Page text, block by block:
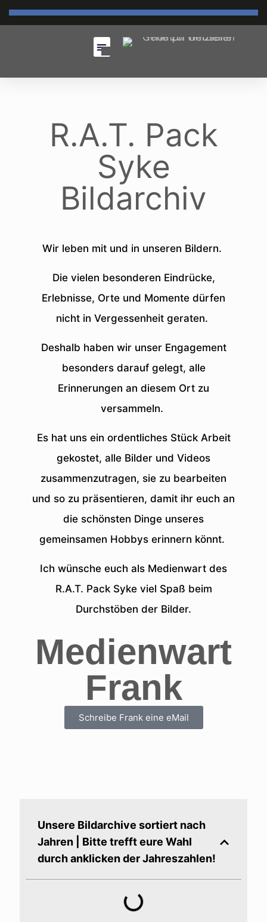
R.A.T. Pack
Syke
Bildarchiv
Wir leben mit und in unseren Bildern.
Die vielen besonderen Eindrücke,
Erlebnisse, Orte und Momente dürfen
nicht in Vergessenheit geraten.
Deshalb haben wir unser Engagement
besonders darauf gelegt, alle
Erinnerungen an diesem Ort zu
versammeln.
Es hat uns ein ordentliches Stück Arbeit
gekostet, alle Bilder und Videos
zusammenzutragen, sie zu bearbeiten
und so zu präsentieren, damit ihr euch an
die schönsten Dinge unseres
gemeinsamen Hobbys erinnern könnt.
Ich wünsche euch als Medienwart des
R.A.T. Pack Syke viel Spaß beim
Durchstöben der Bilder.
Medienwart
Frank
Schreibe Frank eine eMail
Unsere Bildarchive sortiert nach
Jahren | Bitte trefft eure Wahl
durch anklicken der Jahreszahlen!